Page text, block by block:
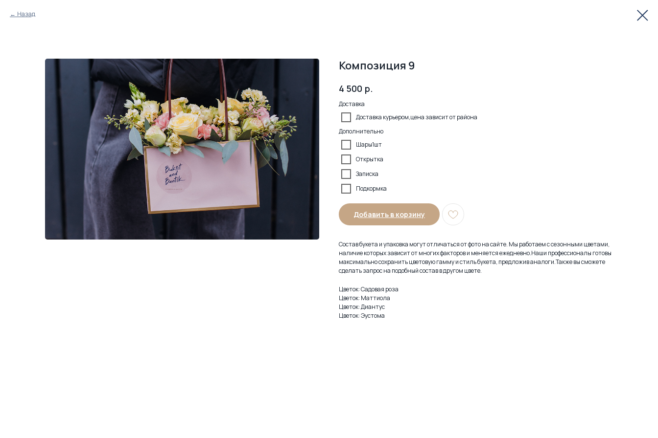
Назад
Композиция 9
4 500 р.
Доставка
Доставка курьером,цена зависит от района
Дополнительно
Шары1шт
Открытка
Записка
Подкормка
Добавить в корзину
Состав букета и упаковка могут отличаться от фото на сайте. Мы работаем с сезонными цветами,
наличие которых зависит от многих факторов и меняется ежедневно.Наши профессионалы готовы
максимально сохранить цветовую гамму и стиль букета, предложив аналоги.Также вы сможете
сделать запрос на подобный состав в другом цвете.
Цветок: Садовая роза
Цветок: Маттиола
Цветок: Диантус
Цветок: Эустома